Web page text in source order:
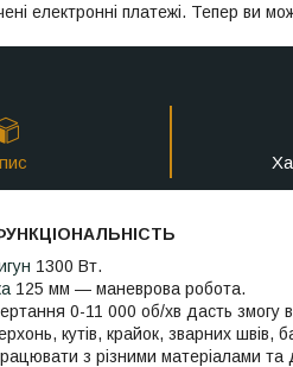
електронні платежі. Тепер ви
1300 Вт.
125 мм — маневрова робота.
0-11 000 об/хв дасть змогу
кутів, крайок, зварних швів,
з різними матеріалами та